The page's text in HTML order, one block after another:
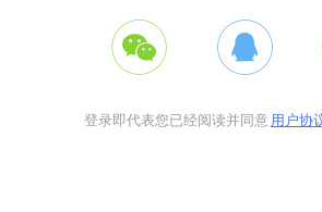
登录即代表您已经阅读并同意用户协议